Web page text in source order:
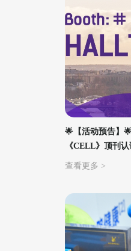
🌟【活动预告】
《CELL》顶刊
查看更多 >